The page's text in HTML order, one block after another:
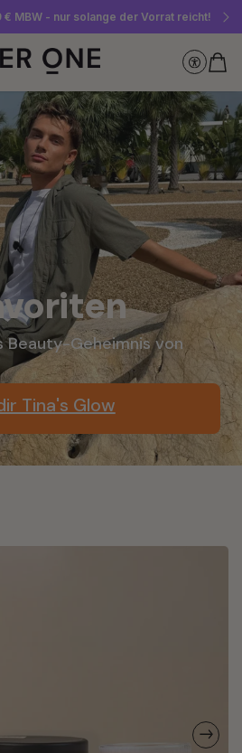
€ MBW - nur solange der Vorrat reicht!
und 10 €-Gutschein sichern
mit unseren Spar-Abos
Geheimnis von
Tina's Glow